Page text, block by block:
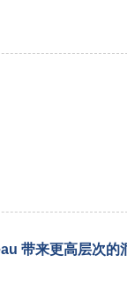
带来更高层次的